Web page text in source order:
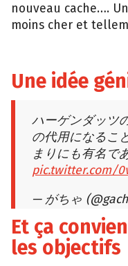
nouveau cache….
moins cher et
Une idée
ハーゲンダッツ
の代用になるこ
まりにも有名で
pic.twitter.com/
— がちゃ
Et ça
les objectifs